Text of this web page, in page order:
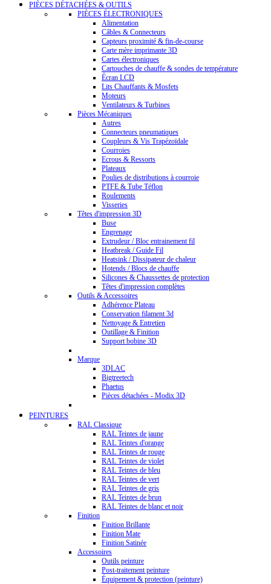
PIÈCES DÉTACHÉES & OUTILS
PIÈCES ÉLECTRONIQUES
Alimentation
Câbles & Connecteurs
Capteurs proximité & fin-de-course
Carte mère imprimante 3D
Cartes électroniques
Cartouches de chauffe & sondes de température
Écran LCD
Lits Chauffants & Mosfets
Moteurs
Ventilateurs & Turbines
Pièces Mécaniques
Autres
Connecteurs pneumatiques
Coupleurs & Vis Trapézoïdale
Courroies
Ecrous & Ressorts
Plateaux
Poulies de distributions à courroie
PTFE & Tube Téflon
Roulements
Visseries
Têtes d'impression 3D
Buse
Engrenage
Extrudeur / Bloc entrainement fil
Heatbreak / Guide Fil
Heatsink / Dissipateur de chaleur
Hotends / Blocs de chauffe
Silicones & Chaussettes de protection
Têtes d'impression complètes
Outils & Accessoires
Adhérence Plateau
Conservation filament 3d
Nettoyage & Entretien
Outillage & Finition
Support bobine 3D
Marque
3DLAC
Bigtreetech
Phaetus
Pièces détachées - Modix 3D
PEINTURES
RAL Classique
RAL Teintes de jaune
RAL Teintes d'orange
RAL Teintes de rouge
RAL Teintes de violet
RAL Teintes de bleu
RAL Teintes de vert
RAL Teintes de gris
RAL Teintes de brun
RAL Teintes de blanc et noir
Finition
Finition Brillante
Finition Mate
Finition Satinée
Accessoires
Outils peinture
Post-traitement peinture
Équipement & protection (peinture)